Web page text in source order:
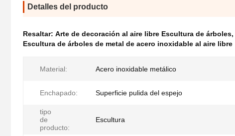
Detalles del producto
Resaltar: Arte de decoración al aire libre Escultura de árboles,
Escultura de árboles de metal de acero inoxidable al aire libre
Material: Acero inoxidable metálico
Enchapado: Superficie pulida del espejo
tipo
de
producto:
Escultura